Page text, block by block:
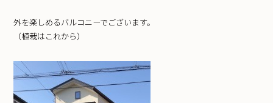
外を楽しめるバルコニーでございます。
（植栽はこれから）